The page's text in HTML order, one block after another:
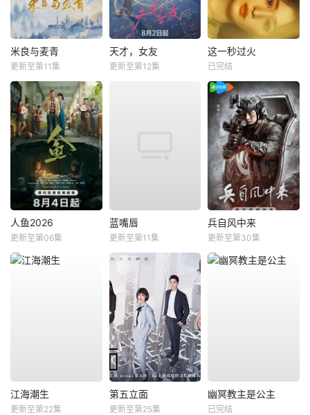
米良与麦青
更新至第11集
天才，女友
更新至第12集
这一秒过火
已完结
人鱼2026
更新至第06集
蓝嘴唇
更新至第11集
兵自风中来
更新至第30集
江海潮生
更新至第22集
第五立面
更新至第25集
幽冥教主是公主
已完结